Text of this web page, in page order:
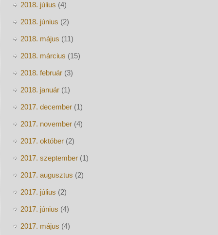
2018. július (4)
2018. június (2)
2018. május (11)
2018. március (15)
2018. február(3)
2018. január(1)
2017. december(1)
2017. november(4)
2017. október(2)
2017. szeptember(1)
2017. augusztus (2)
2017. július (2)
2017. június (4)
2017. május (4)